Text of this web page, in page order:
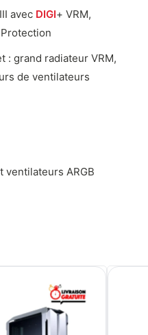
avec DIGI+ VRM,
: grand radiateur VRM,
de ventilateurs
ventilateurs ARGB